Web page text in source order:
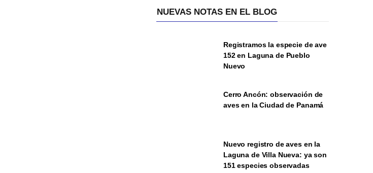
NUEVAS NOTAS EN EL BLOG
Registramos la especie de ave
152 en Laguna de Pueblo
Nuevo
Cerro Ancón: observación de
aves en la Ciudad de Panamá
Nuevo registro de aves en la
Laguna de Villa Nueva: ya son
151 especies observadas